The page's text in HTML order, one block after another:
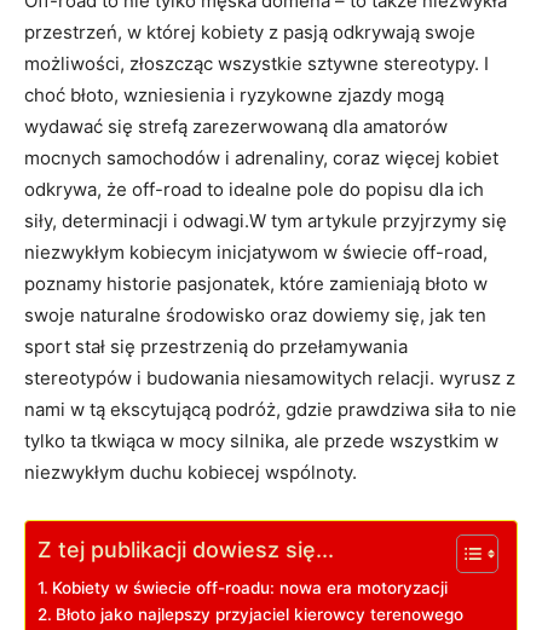
przestrzeń, w której kobiety z pasją odkrywają swoje
możliwości, złoszcząc wszystkie sztywne stereotypy. I
choć błoto, wzniesienia i ryzykowne zjazdy mogą
wydawać się strefą zarezerwowaną dla amatorów
mocnych samochodów i adrenaliny, coraz więcej kobiet
odkrywa, że off-road to idealne pole do popisu dla ich
siły, determinacji i odwagi.W tym artykule przyjrzymy się
niezwykłym kobiecym inicjatywom w świecie off-road,
poznamy historie pasjonatek, które zamieniają błoto w
swoje naturalne środowisko oraz dowiemy się, jak ten
sport stał się przestrzenią do przełamywania
stereotypów i budowania niesamowitych relacji. wyrusz z
nami w tą ekscytującą podróż, gdzie prawdziwa siła to nie
tylko ta tkwiąca w mocy silnika, ale przede wszystkim w
niezwykłym duchu kobiecej wspólnoty.
Z tej publikacji dowiesz się...
Kobiety w świecie off-roadu: nowa era motoryzacji
Błoto jako najlepszy przyjaciel kierowcy terenowego